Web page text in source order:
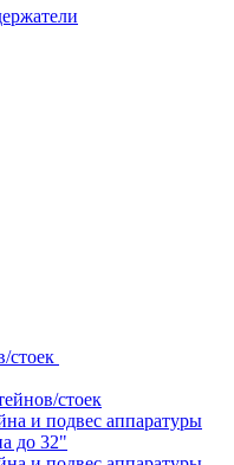
стоек
стоек
и подвес аппаратуры
до 32"